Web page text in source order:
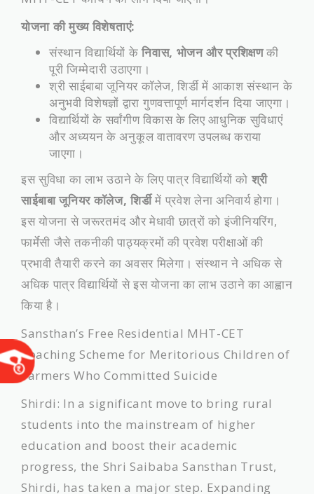
योजना की मुख्य विशेषताएं:
​संस्थान विद्यार्थियों केनिवास, भोजन और प्रशिक्षणकी
पूरी जिम्मेदारी उठाएगा।
​श्री साईबाबा जूनियर कॉलेज, शिर्डी में आकाश संस्थान के
अनुभवी विशेषज्ञों द्वारा गुणवत्तापूर्ण मार्गदर्शन दिया जाएगा।
​विद्यार्थियों के सर्वांगीण विकास के लिए आधुनिक सुविधाएं
और अध्ययन के अनुकूल वातावरण उपलब्ध कराया
जाएगा।
​इस सुविधा का लाभ उठाने के लिए पात्र विद्यार्थियों को श्री
साईबाबा जूनियर कॉलेज, शिर्डीमें प्रवेश लेना अनिवार्य होगा।
इस योजना से जरूरतमंद और मेधावी छात्रों को इंजीनियरिंग,
फार्मेसी जैसे तकनीकी पाठ्यक्रमों की प्रवेश परीक्षाओं की
प्रभावी तैयारी करने का अवसर मिलेगा। संस्थान ने अधिक से
अधिक पात्र विद्यार्थियों से इस योजना का लाभ उठाने का आह्वान
किया है।
Sansthan’s Free Residential MHT-CET
Coaching Scheme for Meritorious Children of
Farmers Who Committed Suicide
​Shirdi: In a significant move to bring rural
students into the mainstream of higher
education and boost their academic
progress, the Shri Saibaba Sansthan Trust,
Shirdi, has taken a major step. Expanding